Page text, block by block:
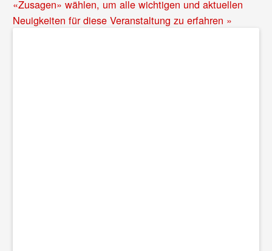
«Zusagen» wählen, um alle wichtigen und aktuellen
Neuigkeiten für diese Veranstaltung zu erfahren »